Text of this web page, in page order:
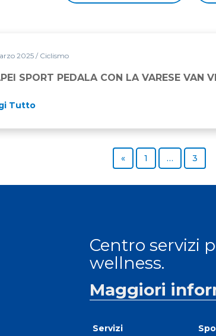
LA VARESE VAN VLAANDEREN
2025 / Ciclismo
SPORT PEDALA CON LA VARESE VAN
Tutto
«Previous page
Page
1 … Page
3
Centro servizi
wellness.
Maggiori
Servizi